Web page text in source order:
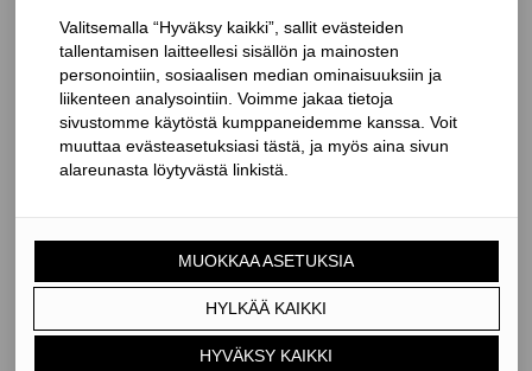
TESCON PROFECT on kaksin kerroin
taitettu ilmatiivis kulmaliitosnauha.
Siinä on suojapaperi vain toisella
nauhan osalla, joten se on helppo ja
nopea asentaa rakenteen
TESCON PROFECT soveltuu
erinomaisesti esimerkiksi jo
asennettujen ikkunoiden ja ovien